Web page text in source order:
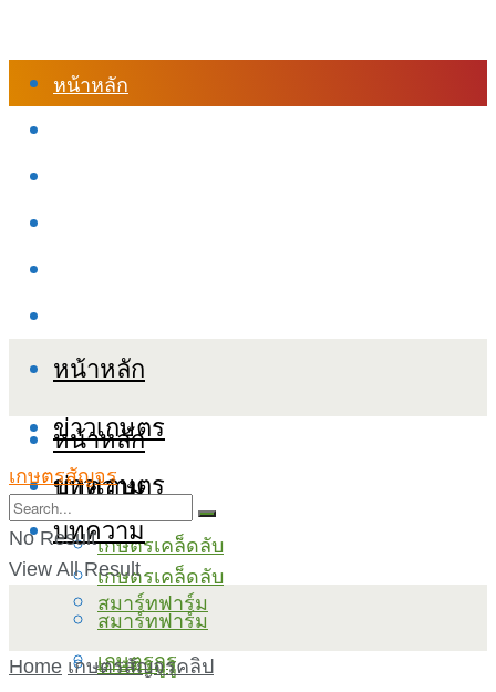
หน้าหลัก
หน้าหลัก
ข่าวเกษตร
บทความ
เกษตรเคล็ดลับ
สมาร์ทฟาร์ม
เกษตรกูรู
หน้าหลัก
ข่าวเกษตร
บทความ
เกษตรเคล็ดลับ
สมาร์ทฟาร์ม
เกษตรกูรู
เกษตรสัญจร
No Result
View All Result
Home เกษตรสัญจรคลิป